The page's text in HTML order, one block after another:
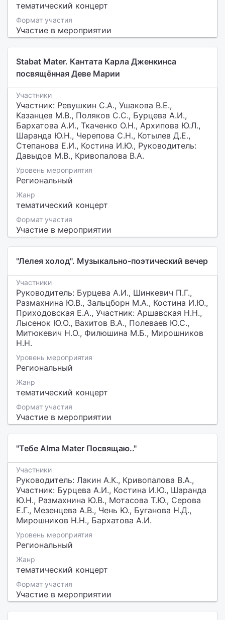
тематический концерт
Формат участия
Участие в мероприятии
Stabat Mater. Кантата Карла Дженкинса
посвящённая Деве Марии
Участники
Участник: Ревушкин С.А., Ушакова В.Е.,
Казанцев М.В., Поляков С.С., Бурцева А.И.,
Бархатова А.И., Ткаченко О.Н., Архипова Ю.Л.,
Шаранда Ю.Н., Черепова С.Н., Котылев Д.Е.,
Степанова Е.И., Костина И.Ю., Руководитель:
Давыдов М.В., Кривопалова В.А.
Уровень мероприятия
Региональный
Жанр
тематический концерт
Формат участия
Участие в мероприятии
"Лелея холод". Музыкально-поэтический вечер
Участники
Руководитель: Бурцева А.И., Шинкевич П.Г.,
Размахнина Ю.В., Зальцборн М.А., Костина И.Ю.,
Приходовская Е.А., Участник: Аршавская Н.Н.,
Лысенок Ю.О., Вахитов В.А., Полеваев Ю.С.,
Митюкевич Н.О., Филюшина М.Б., Мирошников
Н.Н.
Уровень мероприятия
Региональный
Жанр
тематический концерт
Формат участия
Участие в мероприятии
"Тебе Alma Mater Посвящаю.."
Участники
Руководитель: Лакин А.К., Кривопалова В.А.,
Участник: Бурцева А.И., Костина И.Ю., Шаранда
Ю.Н., Размахнина Ю.В., Мотасова Т.Ю., Серова
Е.Г., Мезенцева А.В., Чень Ю., Буганова Н.Д.,
Мирошников Н.Н., Бархатова А.И.
Уровень мероприятия
Региональный
Жанр
тематический концерт
Формат участия
Участие в мероприятии